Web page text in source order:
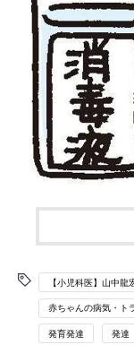
【小児科医】山中龍
赤ちゃんの病気・ト
発育発達 発達